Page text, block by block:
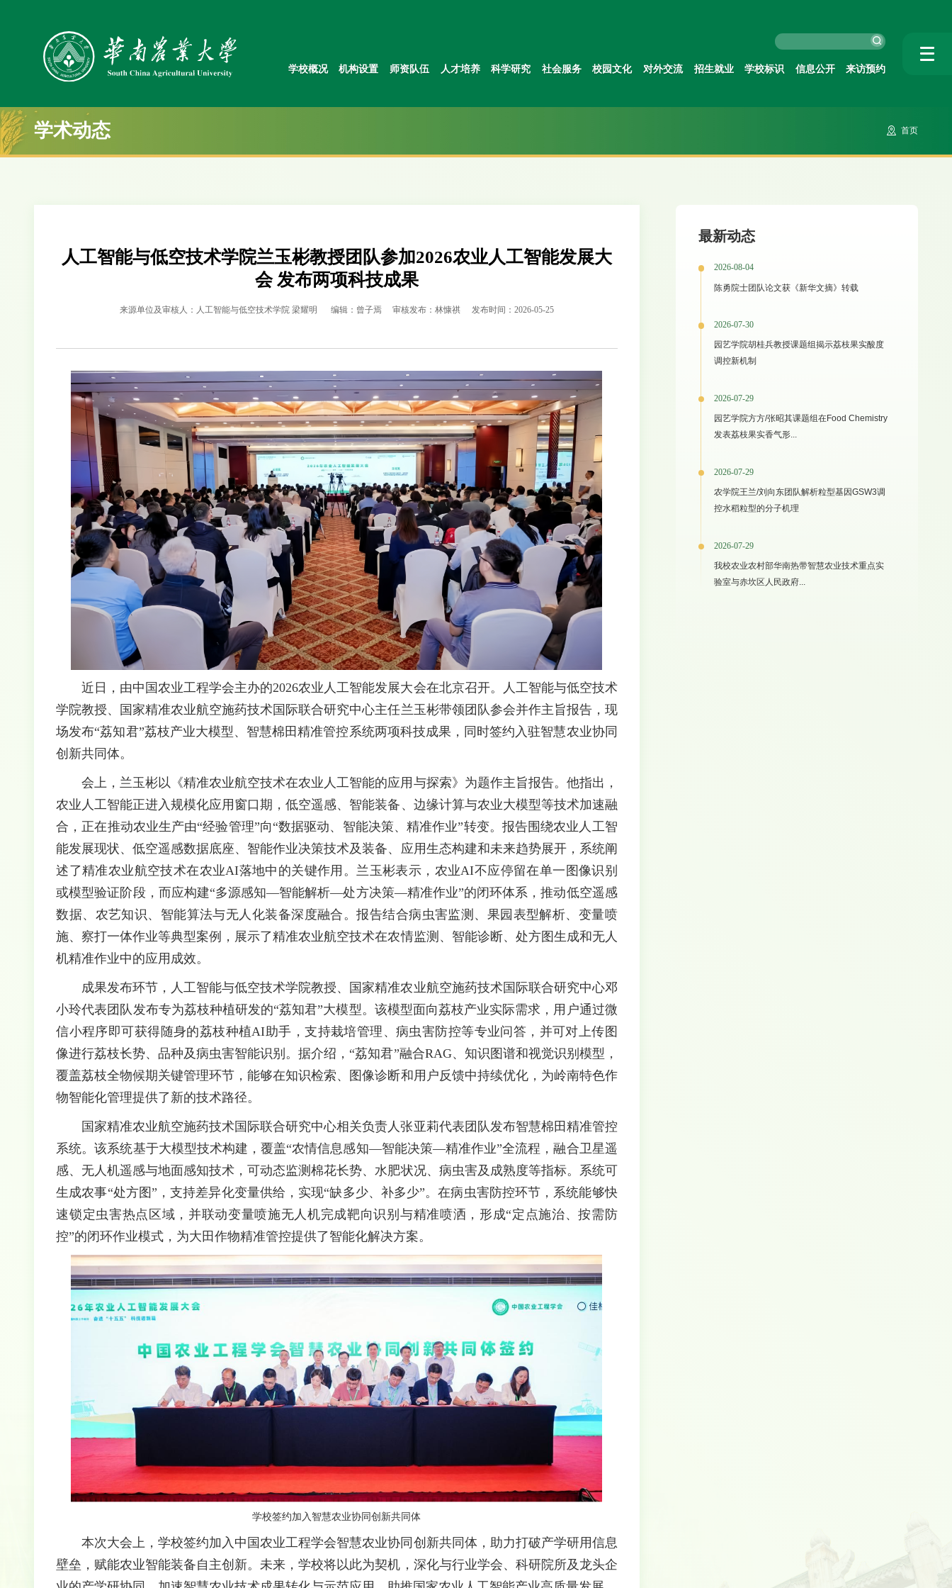
学校概况 机构设置 师资队伍 人才培养 科学研究 社会服务 校园文化 对外交流 招生就业 学校标识 信息公开 来访预约
学术动态 首页
人工智能与低空技术学院兰玉彬教授团队参加2026农业人工智能发展大
会 发布两项科技成果
来源单位及审核人：人工智能与低空技术学院 梁耀明 编辑：曾子焉 审核发布：林慷祺 发布时间：2026-05-25
近日，由中国农业工程学会主办的2026农业人工智能发展大会在北京召开。人工智能与低空技术
学院教授、国家精准农业航空施药技术国际联合研究中心主任兰玉彬带领团队参会并作主旨报告，现
场发布“荔知君”荔枝产业大模型、智慧棉田精准管控系统两项科技成果，同时签约入驻智慧农业协同
创新共同体。
会上，兰玉彬以《精准农业航空技术在农业人工智能的应用与探索》为题作主旨报告。他指出，
农业人工智能正进入规模化应用窗口期，低空遥感、智能装备、边缘计算与农业大模型等技术加速融
合，正在推动农业生产由“经验管理”向“数据驱动、智能决策、精准作业”转变。报告围绕农业人工智
能发展现状、低空遥感数据底座、智能作业决策技术及装备、应用生态构建和未来趋势展开，系统阐
述了精准农业航空技术在农业AI落地中的关键作用。兰玉彬表示，农业AI不应停留在单一图像识别
或模型验证阶段，而应构建“多源感知—智能解析—处方决策—精准作业”的闭环体系，推动低空遥感
数据、农艺知识、智能算法与无人化装备深度融合。报告结合病虫害监测、果园表型解析、变量喷
施、察打一体作业等典型案例，展示了精准农业航空技术在农情监测、智能诊断、处方图生成和无人
机精准作业中的应用成效。
成果发布环节，人工智能与低空技术学院教授、国家精准农业航空施药技术国际联合研究中心邓
小玲代表团队发布专为荔枝种植研发的“荔知君”大模型。该模型面向荔枝产业实际需求，用户通过微
信小程序即可获得随身的荔枝种植AI助手，支持栽培管理、病虫害防控等专业问答，并可对上传图
像进行荔枝长势、品种及病虫害智能识别。据介绍，“荔知君”融合RAG、知识图谱和视觉识别模型，
覆盖荔枝全物候期关键管理环节，能够在知识检索、图像诊断和用户反馈中持续优化，为岭南特色作
物智能化管理提供了新的技术路径。
国家精准农业航空施药技术国际联合研究中心相关负责人张亚莉代表团队发布智慧棉田精准管控
系统。该系统基于大模型技术构建，覆盖“农情信息感知—智能决策—精准作业”全流程，融合卫星遥
感、无人机遥感与地面感知技术，可动态监测棉花长势、水肥状况、病虫害及成熟度等指标。系统可
生成农事“处方图”，支持差异化变量供给，实现“缺多少、补多少”。在病虫害防控环节，系统能够快
速锁定虫害热点区域，并联动变量喷施无人机完成靶向识别与精准喷洒，形成“定点施治、按需防
控”的闭环作业模式，为大田作物精准管控提供了智能化解决方案。
学校签约加入智慧农业协同创新共同体
本次大会上，学校签约加入中国农业工程学会智慧农业协同创新共同体，助力打破产学研用信息
壁垒，赋能农业智能装备自主创新。未来，学校将以此为契机，深化与行业学会、科研院所及龙头企
最新动态
2026-08-04
陈勇院士团队论文获《新华文摘》转载
2026-07-30
园艺学院胡桂兵教授课题组揭示荔枝果实酸度
调控新机制
2026-07-29
园艺学院方方/张昭其课题组在Food Chemistry
发表荔枝果实香气形...
2026-07-29
农学院王兰/刘向东团队解析粒型基因GSW3调
控水稻粒型的分子机理
2026-07-29
我校农业农村部华南热带智慧农业技术重点实
验室与赤坎区人民政府...